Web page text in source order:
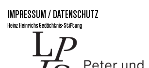
IMPRESSUM / DATENSCHUTZ
Heinz Heinrichs Gedächtnis-Stiftung